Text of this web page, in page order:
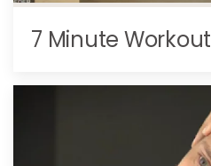
7 Minute Workout